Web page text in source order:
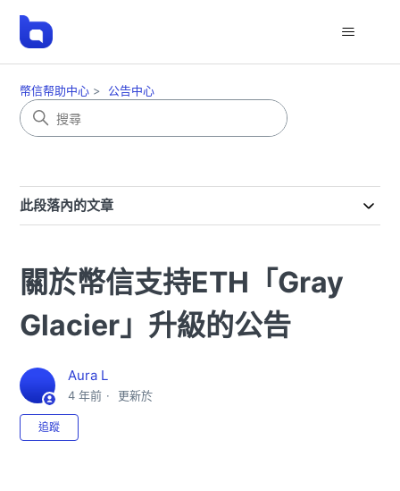
幣信帮助中心 公告中心
此段落內的文章
關於幣信支持ETH「Gray
Glacier」升級的公告
Aura L
4 年前 更新於
追蹤